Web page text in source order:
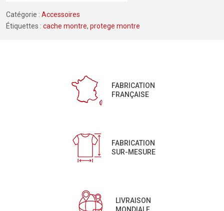
Catégorie : Accessoires
Étiquettes : cache montre, protege montre
FABRICATION
FRANÇAISE
FABRICATION
SUR-MESURE
LIVRAISON